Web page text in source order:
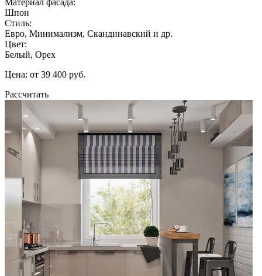
Шпон
Стиль:
Евро, Минимализм, Скандинавский и др.
Цвет:
Белый, Орех
Цена: от 39 400 руб.
Рассчитать